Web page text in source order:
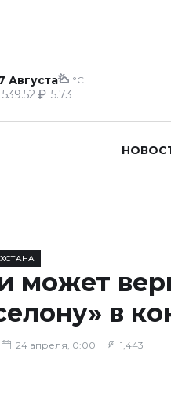
Августа °C
539.52 5.73
может
в
24 апреля, 0:00 1,443